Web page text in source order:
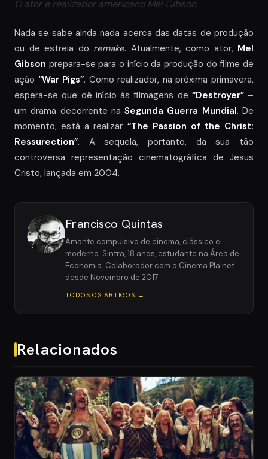
O ator e realizador americano Mel Gibson
Nada se sabe ainda nada acerca das datas de produção
ou de estreia do remake. Atualmente, como ator, Mel
Gibson prepara-se para o início da produção do filme de
ação “War Pigs”. Como realizador, na próxima primavera,
espera-se que dê início às filmagens de “Destroyer”–
um drama decorrente naSegunda Guerra Mundial. De
momento, está a realizar “The Passion of the Christ:
Ressurection”. A sequela, portanto, da sua tão
controversa representação cinematográfica de Jesus
Cristo, lançada em 2004.
Francisco Quintas
Amante compulsivo de cinema, clássico e
moderno. Sintra, 18 anos, estudante na Área de
Economia. Colaborador com o Cinema Pla'net
desde Novembro de 2017.
TODOS OS ARTIGOS →
Relacionados